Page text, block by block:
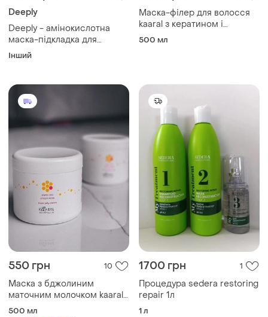
Deeply
Deeply - амінокислотна
маска-підкладка для
волосся amino basic mask
Інший
Маска-філер для волосся
kaaral з кератином і
гіалуроновою кислотою,
500 мл
550 грн 10
Маска з бджолиним
маточним молочком kaaral
maxi royal jelly cream
500 мл
1700 грн 1
Процедура sedera restoring
repair 1л
1 л